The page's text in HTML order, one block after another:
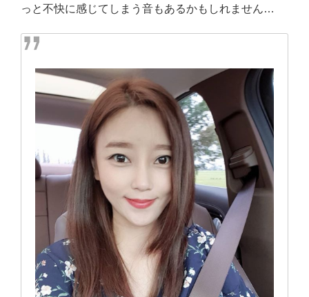
っと不快に感じてしまう音もあるかもしれません…